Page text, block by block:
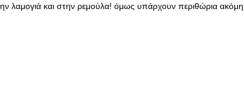
λαμογιά και στην ρεμούλα! όμως υπάρχουν περιθώρια ακόμη..